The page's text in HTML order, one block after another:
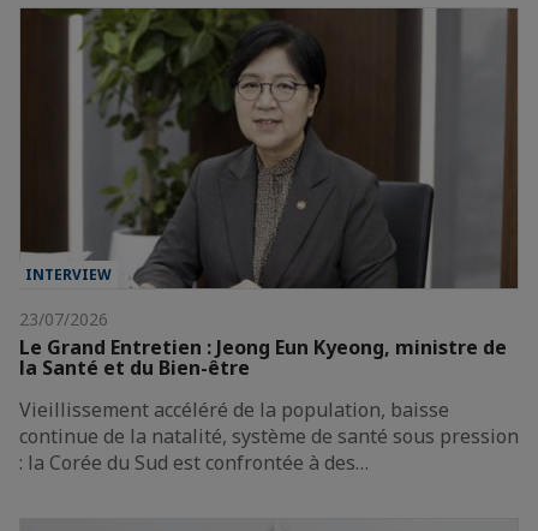
INTERVIEW
23/07/2026
Le Grand Entretien : Jeong Eun Kyeong, ministre de
la Santé et du Bien-être
Vieillissement accéléré de la population, baisse
continue de la natalité, système de santé sous pression
: la Corée du Sud est confrontée à des…